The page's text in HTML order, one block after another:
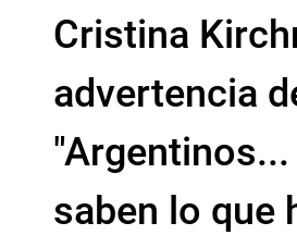
Cristina
advertencia
"Argentinos...
saben lo que